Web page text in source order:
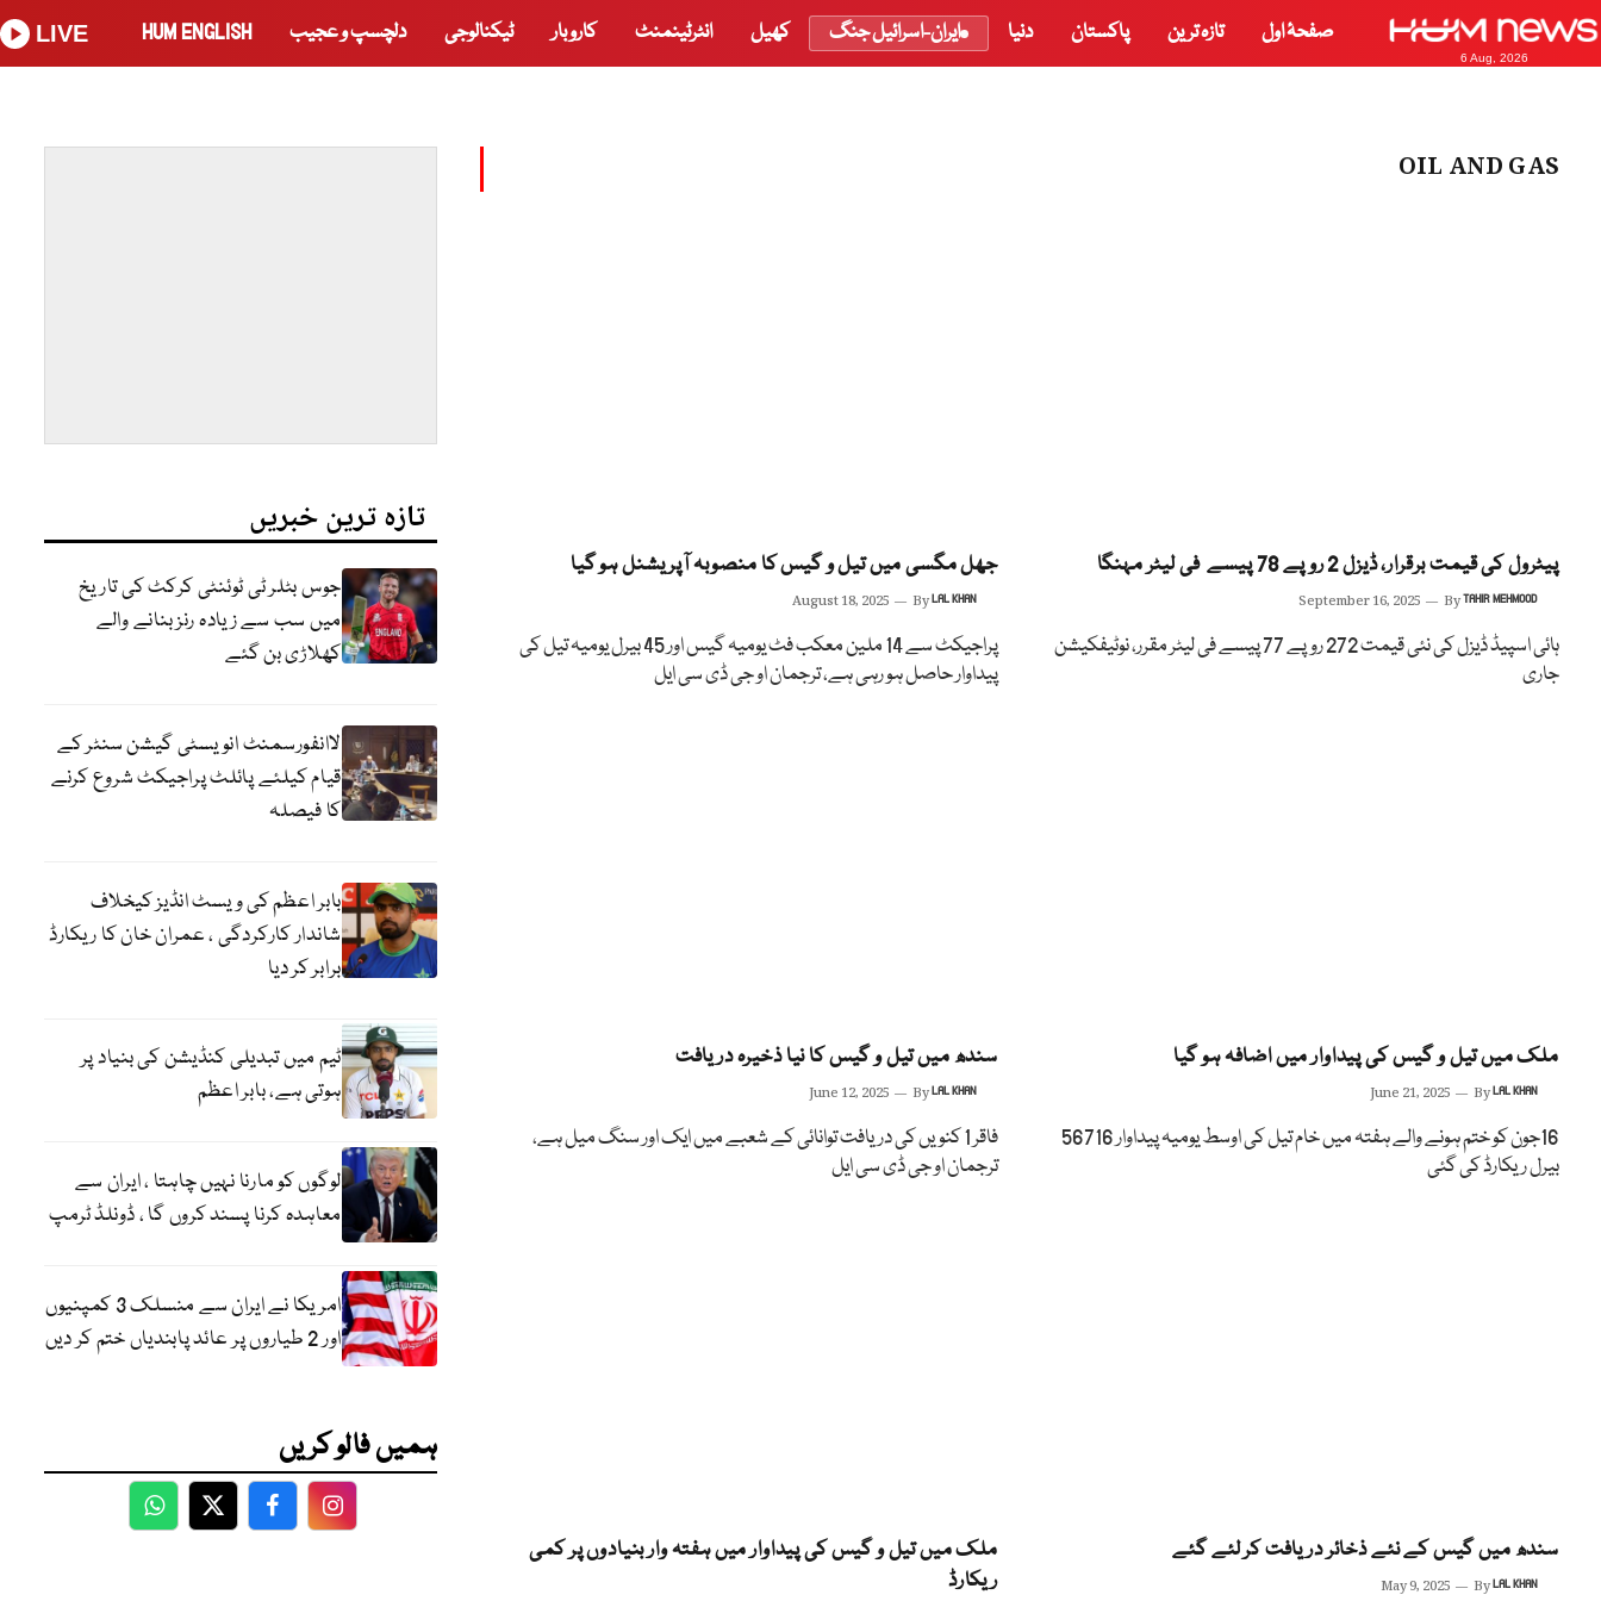
6 Aug, 2026
صفحۂ اول تازہ ترین پاکستان دنیا ایران-اسرائیل جنگ کھیل انٹرٹینمنٹ کاروبار ٹیکنالوجی دلچسپ و عجیب HUM ENGLISH
LIVE
OIL AND GAS
پیٹرول کی قیمت برقرار، ڈیزل 2 روپے 78 پیسے فی لیٹر مہنگا
September 16, 2025 ByTAHIR MEHMOOD
ہائی اسپیڈ ڈیزل کی نئی قیمت 272 روپے 77 پیسے فی لیٹر مقرر، نوٹیفکیشن
جاری
جھل مگسی میں تیل و گیس کا منصوبہ آپریشنل ہو گیا
August 18, 2025 ByLAL KHAN
پراجیکٹ سے 14 ملین معکب فٹ یومیہ گیس اور 45 بیرل یومیہ تیل کی
پیداوار حاصل ہو رہی ہے، ترجمان او جی ڈی سی ایل
ملک میں تیل و گیس کی پیداوار میں اضافہ ہو گیا
June 21, 2025 ByLAL KHAN
16جون کو ختم ہونے والے ہفتہ میں خام تیل کی اوسط یومیہ پیداوار 56716
بیرل ریکارڈ کی گئی
سندھ میں تیل و گیس کا نیا ذخیرہ دریافت
June 12, 2025 ByLAL KHAN
فاقر 1 کنویں کی دریافت توانائی کے شعبے میں ایک اور سنگ میل ہے،
ترجمان او جی ڈی سی ایل
سندھ میں گیس کے نئے ذخائر دریافت کر لئے گئے
May 9, 2025 ByLAL KHAN
ملک میں تیل و گیس کی پیداوار میں ہفتہ وار بنیادوں پر کمی
ریکارڈ
تازہ ترین خبریں
جوس بٹلر ٹی ٹوئنٹی کرکٹ کی تاریخ
میں سب سے زیادہ رنز بنانے والے
کھلاڑی بن گئے
لاانفورسمنٹ انویسٹی گیشن سنٹر کے
قیام کیلئے پائلٹ پراجیکٹ شروع کرنے
کا فیصلہ
بابر اعظم کی ویسٹ انڈیز کیخلاف
شاندار کارکردگی ، عمران خان کا ریکارڈ
برابر کر دیا
ٹیم میں تبدیلی کنڈیشن کی بنیاد پر
ہوتی ہے، بابر اعظم
لوگوں کو مارنا نہیں چاہتا ، ایران سے
معاہدہ کرنا پسند کروں گا ، ڈونلڈ ٹرمپ
امریکا نے ایران سے منسلک 3 کمپنیوں
اور 2 طیاروں پر عائد پابندیاں ختم کر دیں
ہمیں فالو کریں
WhatsApp
TwitterFacebookFacebook